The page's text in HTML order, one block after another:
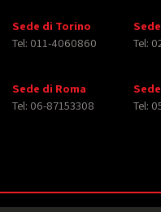
Sede di Torino
Tel: 011-4060860
Tel:
Sede di Roma
Tel: 06-87153308
Tel: